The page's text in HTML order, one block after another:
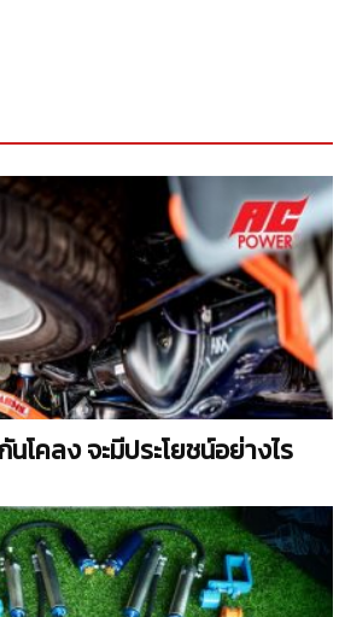
โคลง จะมีประโยชน์อย่างไร